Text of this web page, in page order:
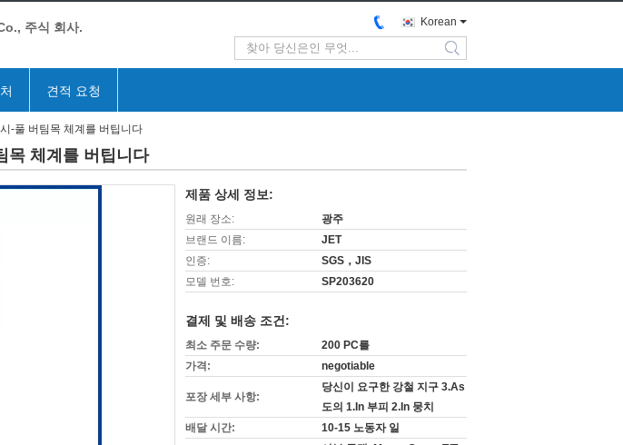
주식 회사.
Korean
search
견적 요청
-풀 버팀목 체계를 버팁니다
목 체계를 버팁니다
제품 상세 정보:
원래 장소:
광주
브랜드 이름:
JET
인증:
SGS，JIS
모델 번호:
SP203620
결제 및 배송 조건:
최소 주문 수량:
200 PC를
가격:
negotiable
포장 세부 사항:
당신이 요구한 강철 지구 3.As
도의 1.In 부피 2.In 뭉치
배달 시간:
10-15 노동자 일